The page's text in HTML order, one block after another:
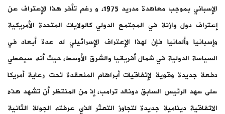
الإسباني بموجب معاهدة مدريد 1975، و رغم تأخر هذا الإعتراف عن
إعتراف دول وازنة في المجتمع الدولي كالولايات المتحدة الأمريكية
وإسبانيا وألمانيا فإن لهذا الإعتراف الإسرائيلي له عدة أبعاد في
السياسة الدولية في شمال أفريقيا والشرق الأوسط، حيث أنه سيعطي
دفعة جديدة وقوية لإتفاقيات أبراهام المنعقدة تحت رعاية أمريكا
على عهد الرئيس السابق دونالد ترامب، إذ من المنتظر أن تشهد هذه
الاتفاقية دينامية جديدة لتجاوز التعثر الذي عرفته الجولة الثانية